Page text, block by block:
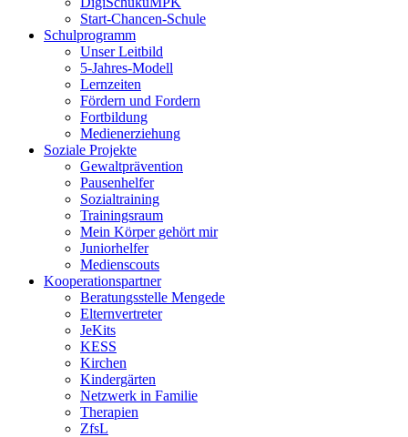
Start-Chancen-Schule
Schulprogramm
Unser Leitbild
5-Jahres-Modell
Lernzeiten
Fördern und Fordern
Fortbildung
Medienerziehung
Soziale Projekte
Gewaltprävention
Pausenhelfer
Sozialtraining
Trainingsraum
Mein Körper gehört mir
Juniorhelfer
Medienscouts
Kooperationspartner
Beratungsstelle Mengede
Elternvertreter
JeKits
KESS
Kirchen
Kindergärten
Netzwerk in Familie
Therapien
ZfsL